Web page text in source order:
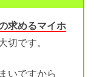
求めるマイホ
切です。
いですから